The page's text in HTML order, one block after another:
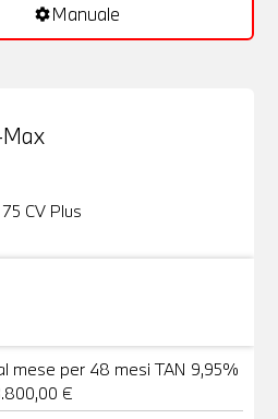
settingsManuale
CV Plus
mese per 48 mesi TAN 9,95%
€